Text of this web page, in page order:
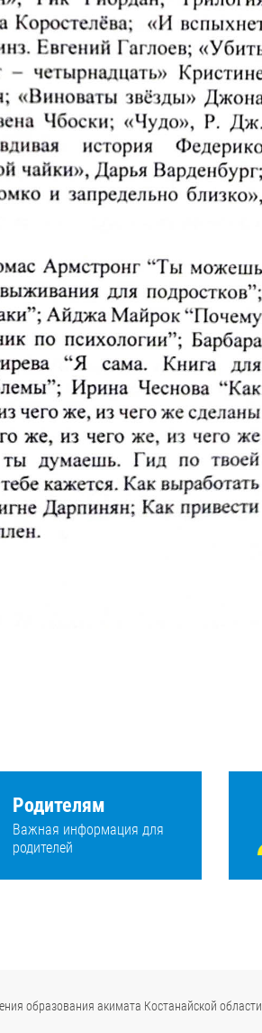
Родителям
Важная информация для
родителей
образования акимата Костанайской области